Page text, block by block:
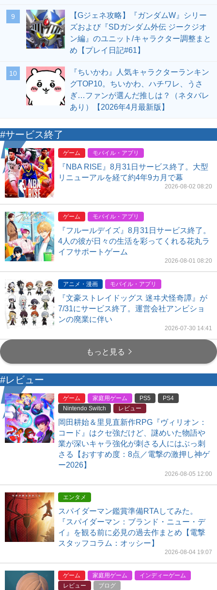
9
【Gジェネ攻略】『ガンダムW』シリー
ズおよび『SDガンダム外伝 ジークジオ
ン編』のユニット/キャラクター調整まと
め【プレイ日記#61】
10
『ちいかわ』人気キャラクターランキン
グTOP10。ちいかわ、ハチワレ、うさ
ぎ…ファンが選んだ推しは？（ネタバレ
あり）【2026年4月最新版】
#サービス終了
ゲーム モバイル・アプリ
『NBA RISE』8月31日サービス終了。大型
リニューアルを経て約4年9カ月で幕
2026-08-02 08:20
ゲーム モバイル・アプリ
『フルールデイズ』8月31日サービス終了。
4人の彼が日々の生活を彩ってくれる花丸ラ
イフサポートゲーム
2026-08-01 08:20
アニメ・漫画 モバイル・アプリ
『文豪ストレイドッグス 迷ヰ犬怪奇譚』が
7/31にサービス終了。運営会社アンビショ
ンの廃業に伴い
2026-07-30 14:41
もっと見る
#レビュー
ゲーム 家庭用ゲーム PS5
PS4
Nintendo Switch
レビュー
岡田耕始＆里見直新作RPG『ヴィリオン：
コード』はクセ強だけど、謎めいた物語や
業が深いキャラ強化が刺さる人にはぶっ刺
さる【おすすめ度：8点／電撃の激押し神ゲ
ー2026】
2026-08-05 12:00
エンタメ
スパイダーマン鑑賞準備RTAしてみた。
『スパイダーマン：ブランド・ニュー・デ
イ』を観る前に必見の過去作まとめ【電撃
スタッフコラム：オッシー】
2026-08-04 19:07
ゲーム 家庭用ゲーム
インディーゲーム
レビュー
ブログ